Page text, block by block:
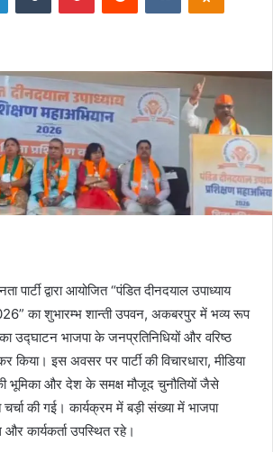
पार्टी द्वारा आयोजित “पंडित दीनदयाल उपाध्याय
का शुभारम्भ शान्ती उपवन, अकबरपुर में भव्य रूप
उद्घाटन भाजपा के जनप्रतिनिधियों और वरिष्ठ
इस अवसर पर पार्टी की विचारधारा, मीडिया
भूमिका और देश के समक्ष मौजूद चुनौतियों जैसे
चर्चा की गई। कार्यक्रम में बड़ी संख्या में भाजपा
और कार्यकर्ता उपस्थित रहे।